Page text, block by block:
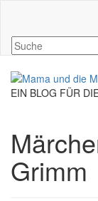
EIN BLOG FÜR
Grimm